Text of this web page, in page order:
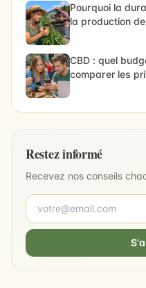
Pourquoi la
la production
CBD : quel
comparer les
Restez informé
Recevez nos conseils